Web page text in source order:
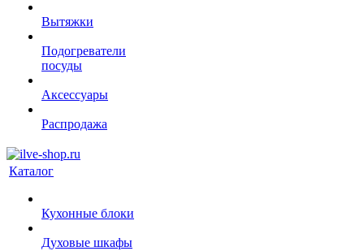
Вытяжки
Подогреватели
посуды
Аксессуары
Распродажа
Каталог
Кухонные блоки
Духовые шкафы